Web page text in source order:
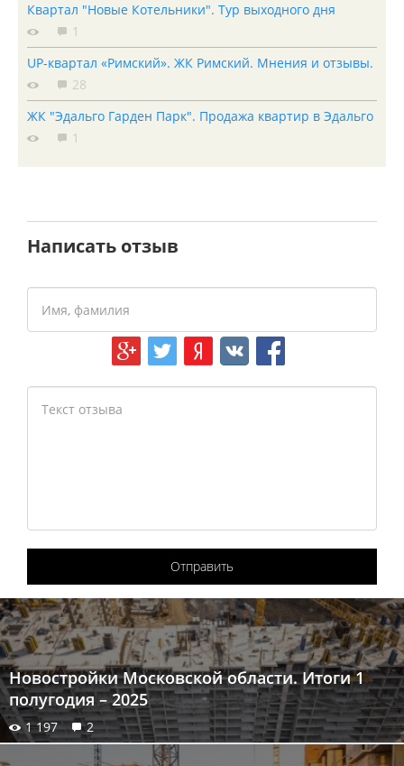
Квартал "Новые Котельники". Тур выходного дня
1
UP-квартал «Римский». ЖК Римский. Мнения и отзывы.
28
ЖК "Эдальго Гарден Парк". Продажа квартир в Эдальго
1
Написать отзыв
Отправить
Новостройки Московской области. Итоги 1
полугодия – 2025
1 197 2